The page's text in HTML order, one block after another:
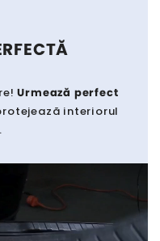
Urmează perfect
interiorul